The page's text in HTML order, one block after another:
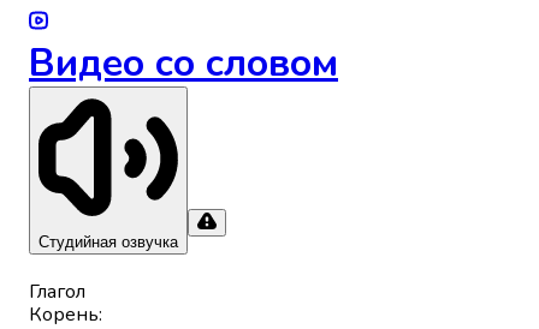
Видео со словом
Студийная озвучка
Глагол
Корень: